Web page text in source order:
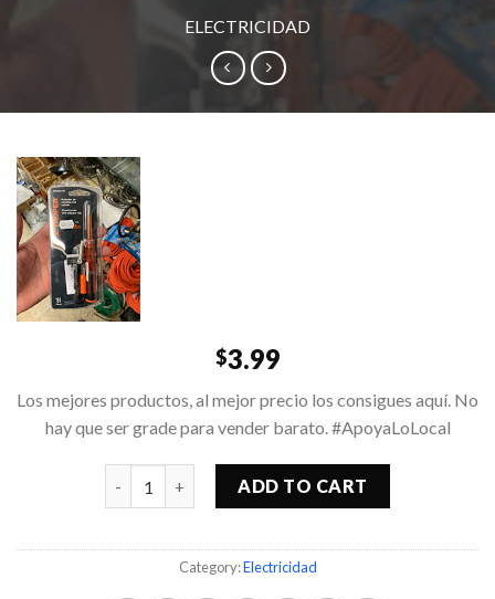
ELECTRICIDAD
$3.99
Los mejores productos, al mejor precio los consigues aquí. No
hay que ser grade para vender barato. #ApoyaLoLocal
ADD TO CART
Category:Electricidad